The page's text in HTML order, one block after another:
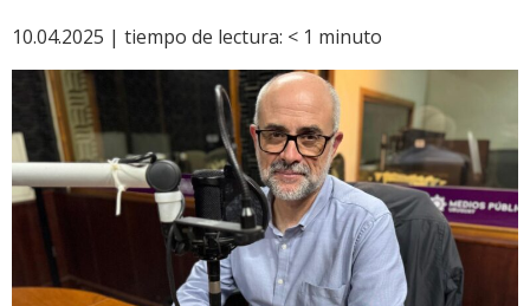
10.04.2025 | tiempo de lectura: < 1 minuto